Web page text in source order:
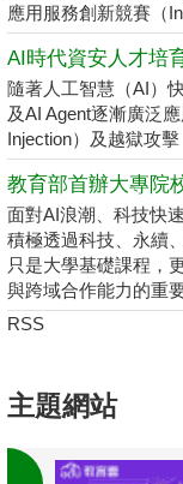
應用服務創新競賽（
隨著人工智慧（AI）
及AI Agent逐漸廣泛
Injection）及越獄攻
面對AI浪潮、科技快
積極透過科技、永續
只是大學基礎課程，
與跨域合作能力的重
RSS
主題網站